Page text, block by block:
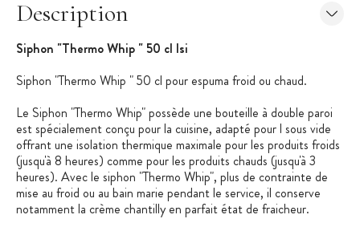
Description
Siphon "Thermo Whip " 50 cl Isi
Siphon "Thermo Whip " 50 cl pour espuma froid ou chaud.
Le Siphon "Thermo Whip" possède une bouteille à double paroi
est spécialement conçu pour la cuisine, adapté pour l sous vide
offrant une isolation thermique maximale pour les produits froids
(jusqu'à 8 heures) comme pour les produits chauds (jusqu'à 3
heures). Avec le siphon "Thermo Whip", plus de contrainte de
mise au froid ou au bain marie pendant le service, il conserve
notamment la crème chantilly en parfait état de fraicheur.